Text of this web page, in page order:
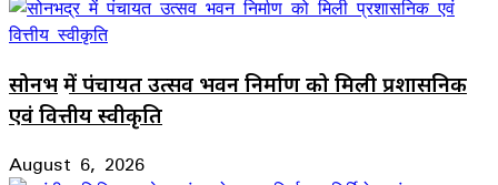
सोनभद्र में पंचायत उत्सव भवन निर्माण को मिली प्रशासनिक
एवं वित्तीय स्वीकृति
August 6, 2026